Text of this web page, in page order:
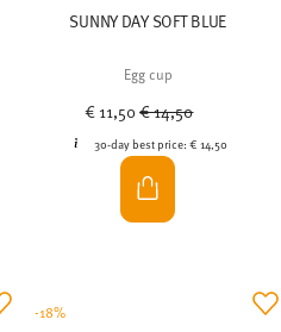
SUNNY DAY SOFT BLUE
Egg cup
€ 11,50Price reduced from
€ 14,50
30-day best price:€ 14,50
-18%